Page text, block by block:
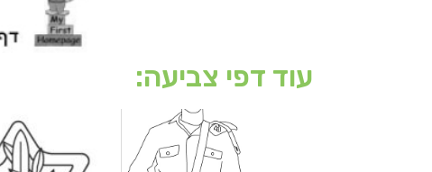
עוד דפי צביעה: